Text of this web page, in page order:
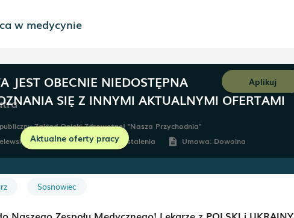
w medycynie
JEST OBECNIE NIEDOSTĘPNA
SIĘ Z INNYMI AKTUALNYMI OFERTAMI
Aktualne oferty pracy
Aplikuj
Zakład Opieki Zdrowotnej "Nasza Przychodnia"
2,Sosnowiec schedule Do ustalenia description Umowa: Dowolna
Sosnowiec